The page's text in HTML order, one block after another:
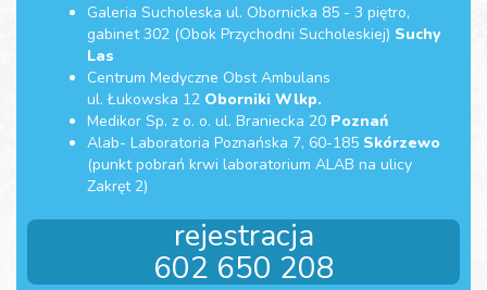
Galeria Sucholeska ul. Obornicka 85 - 3 piętro,
gabinet 302 (Obok Przychodni Sucholeskiej) Suchy
Las
Centrum Medyczne Obst Ambulans
ul. Łukowska 12 Oborniki Wlkp.
Medikor Sp. z o. o. ul. Braniecka 20 Poznań
Alab- Laboratoria Poznańska 7, 60-185 Skórzewo
(punkt pobrań krwi laboratorium ALAB na ulicy
Zakręt 2)
rejestracja
602 650 208